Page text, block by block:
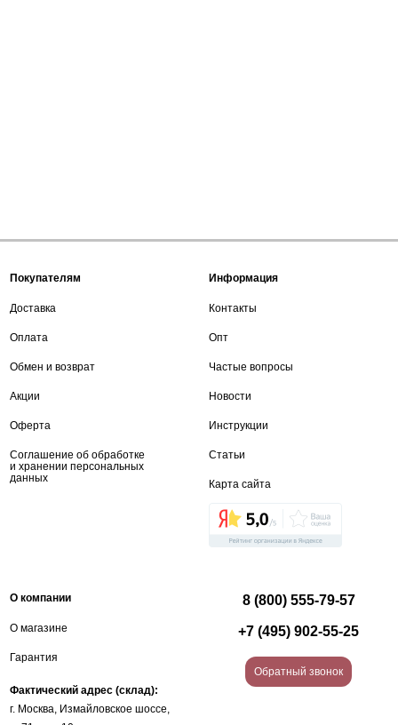
Покупателям
Доставка
Оплата
Обмен и возврат
Акции
Оферта
Соглашение об обработке
и хранении персональных
данных
Информация
Контакты
Опт
Частые вопросы
Новости
Инструкции
Статьи
Карта сайта
О компании
О магазине
Гарантия
Фактический адрес (склад):
г. Москва, Измайловское шоссе,
8 (800) 555-79-57
+7 (495) 902-55-25
Обратный звонок